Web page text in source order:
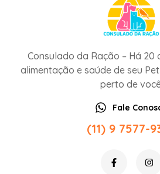
Consulado da Ração – Há 20
alimentação e saúde de seu
perto de
Fale
(11) 9 7577-